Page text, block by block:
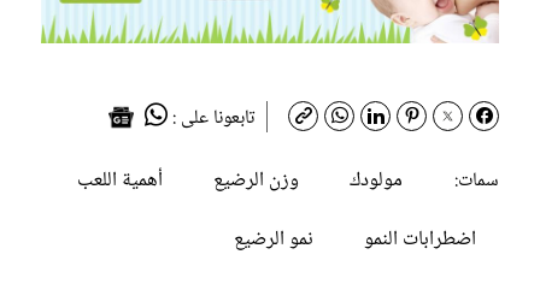
تابعونا على :
سمات:
مولودك وزن الرضيع
أهمية اللعب
اضطرابات النمو
نمو الرضيع